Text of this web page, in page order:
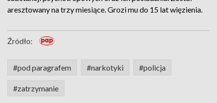
aresztowany na trzy miesiące. Grozi mu do 15 lat więzienia.
Źródło:
#pod paragrafem #narkotyki #policja
#zatrzymanie